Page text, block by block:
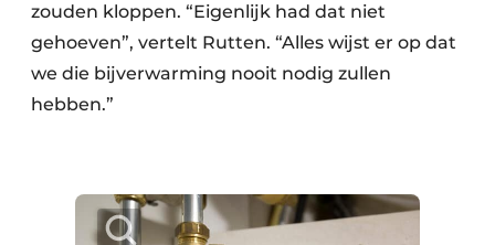
zouden kloppen. “Eigenlijk had dat niet
gehoeven”, vertelt Rutten. “Alles wijst er op dat
we die bijverwarming nooit nodig zullen
hebben.”